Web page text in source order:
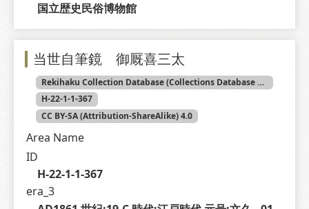
国立歴史民俗博物館
当世自筆鏡 御厩喜三太
Rekihaku Collection Database (Collections Database of the National Museum of Japanese History)
H-22-1-1-367
CC BY-SA (Attribution-ShareAlike) 4.0
Area Name
ID
H-22-1-1-367
era_3